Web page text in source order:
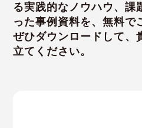
る実践的なノウハウ、課
った事例資料を、無料で
ぜひダウンロードして、
立てください。